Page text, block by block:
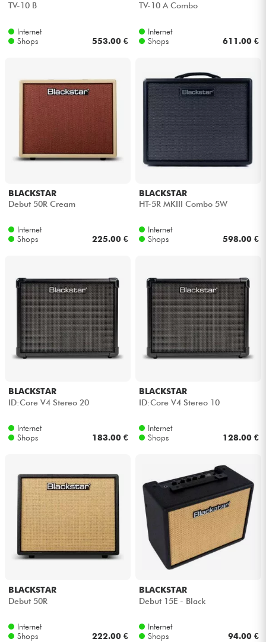
TV-10 B
Internet
Shops
553.00 €
TV-10 A Combo
Internet
Shops
611.00 €
BLACKSTAR
Debut 50R Cream
Internet
Shops
225.00 €
BLACKSTAR
HT-5R MKIII Combo 5W
Internet
Shops
598.00 €
BLACKSTAR
ID:Core V4 Stereo 20
Internet
Shops
183.00 €
BLACKSTAR
ID:Core V4 Stereo 10
Internet
Shops
128.00 €
BLACKSTAR
Debut 50R
Internet
Shops
222.00 €
BLACKSTAR
Debut 15E - Black
Internet
Shops
94.00 €